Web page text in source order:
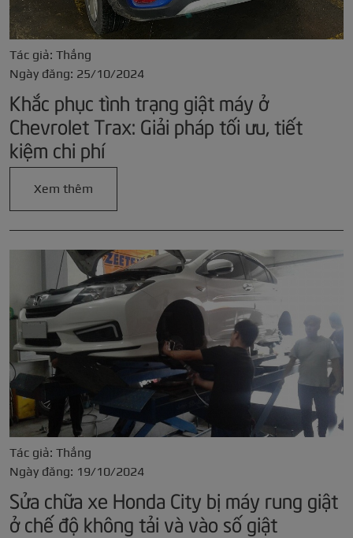
Tác giả: Thắng
Ngày đăng: 25/10/2024
Khắc phục tình trạng giật máy ở
Chevrolet Trax: Giải pháp tối ưu, tiết
kiệm chi phí
Xem thêm
Tác giả: Thắng
Ngày đăng: 19/10/2024
Sửa chữa xe Honda City bị máy rung giật
ở chế độ không tải và vào số giật